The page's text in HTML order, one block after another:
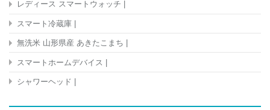
レディース スマートウォッチ |
スマート冷蔵庫 |
無洗米 山形県産 あきたこまち |
スマートホームデバイス |
シャワーヘッド |